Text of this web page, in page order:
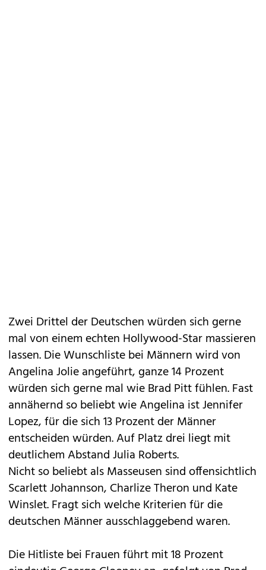
Zwei Drittel der Deutschen würden sich gerne
mal von einem echten Hollywood-Star massieren
lassen. Die Wunschliste bei Männern wird von
Angelina Jolie angeführt, ganze 14 Prozent
würden sich gerne mal wie Brad Pitt fühlen. Fast
annähernd so beliebt wie Angelina ist Jennifer
Lopez, für die sich 13 Prozent der Männer
entscheiden würden. Auf Platz drei liegt mit
deutlichem Abstand Julia Roberts.
Nicht so beliebt als Masseusen sind offensichtlich
Scarlett Johannson, Charlize Theron und Kate
Winslet. Fragt sich welche Kriterien für die
deutschen Männer ausschlaggebend waren.
Die Hitliste bei Frauen führt mit 18 Prozent